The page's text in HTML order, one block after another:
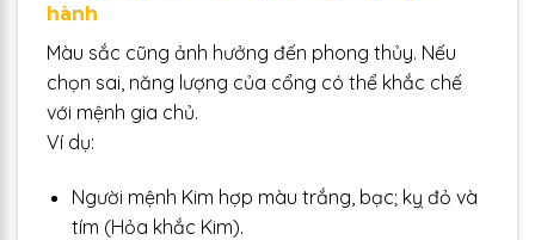
hành
Màu sắc cũng ảnh hưởng đến phong thủy. Nếu
chọn sai, năng lượng của cổng có thể khắc chế
với mệnh gia chủ.
Ví dụ:
Người mệnh Kim hợp màu trắng, bạc; kỵ đỏ và
tím (Hỏa khắc Kim).